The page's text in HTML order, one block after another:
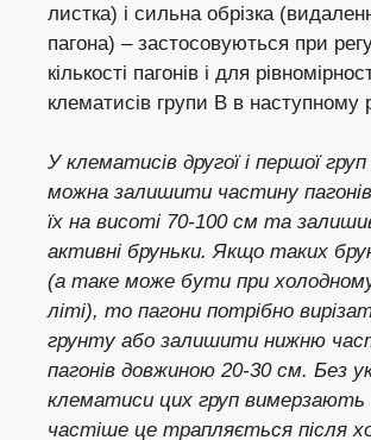
листка) і сильна обрізка
пагона) – застосовуються при
кількості пагонів і для
клематисів групи В в наступному
У клематисів другої і першої груп
можна залишити частину
їх на висоті 70-100 см та
активні бруньки. Якщо таких
(а таке може бути при
літі), то пагони потрібно
грунту або залишити нижню
пагонів довжиною 20-30 см. Без
клематиси цих груп вимерзають
частіше це трапляється після